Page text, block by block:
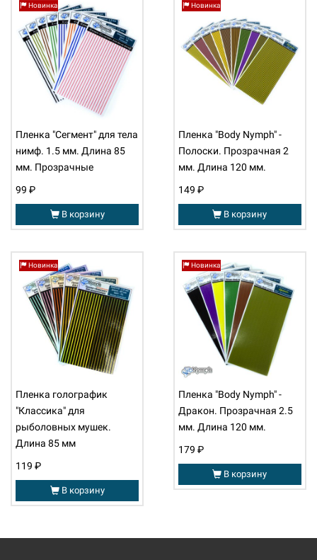
Новинка
В корзину
Пленка "Сегмент" для тела
нимф. 1.5 мм. Длина 85
мм. Прозрачные
99 ₽
Новинка
В корзину
Пленка "Body Nymph" -
Полоски. Прозрачная 2
мм. Длина 120 мм.
149 ₽
Новинка
В корзину
Пленка голографик
"Классика" для
рыболовных мушек.
Длина 85 мм
119 ₽
Новинка
В корзину
Пленка "Body Nymph" -
Дракон. Прозрачная 2.5
мм. Длина 120 мм.
179 ₽